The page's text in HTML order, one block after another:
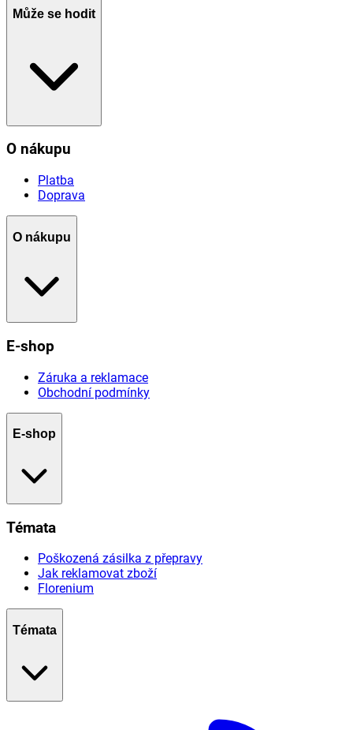
Může se hodit
O nákupu
Platba
Doprava
O nákupu
E-shop
Záruka a reklamace
Obchodní podmínky
E-shop
Témata
Poškozená zásilka z přepravy
Jak reklamovat zboží
Florenium
Témata